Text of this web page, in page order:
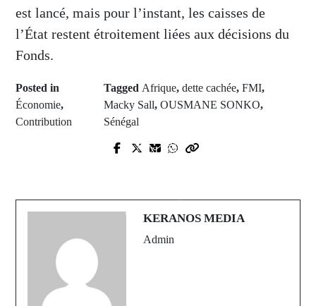
est lancé, mais pour l’instant, les caisses de
l’État restent étroitement liées aux décisions du
Fonds.
Posted in
Économie,
Contribution
Tagged Afrique, dette cachée, FMI,
Macky Sall, OUSMANE SONKO,
Sénégal
Prev Post
économique
Next Post
financière
KERANOS MEDIA
Admin